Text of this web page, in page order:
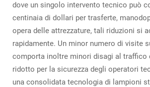
dove un singolo intervento tecnico può
centinaia di dollari per trasferte,
opera delle attrezzature, tali riduzioni si
rapidamente. Un minor numero di visite
comporta inoltre minori disagi al traffico
ridotto per la sicurezza degli operatori
una consolidata tecnologia di lampioni